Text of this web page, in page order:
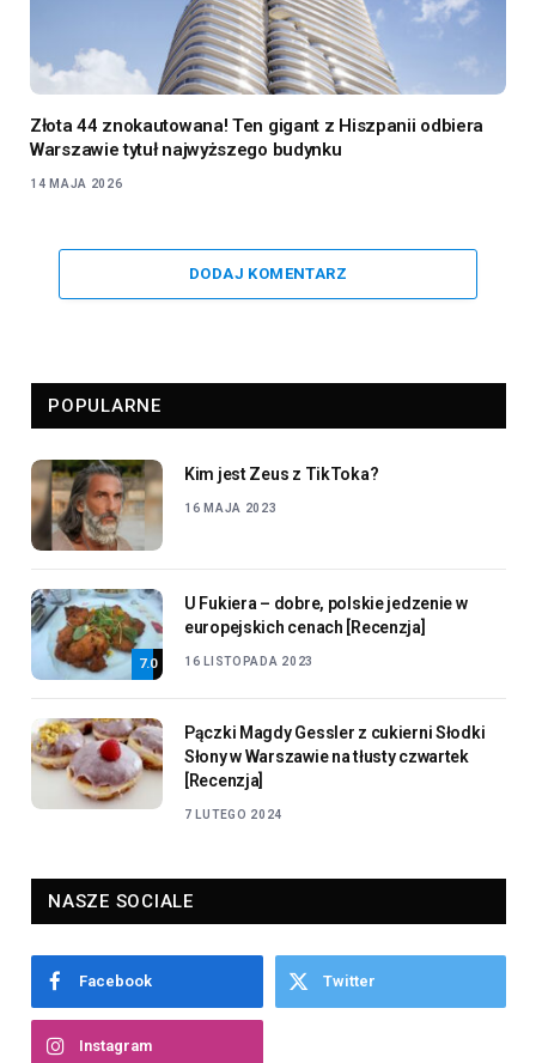
Złota 44 znokautowana! Ten gigant z Hiszpanii odbiera
Warszawie tytuł najwyższego budynku
14 MAJA 2026
DODAJ KOMENTARZ
POPULARNE
Kim jest Zeus z TikToka?
16 MAJA 2023
7.0
U Fukiera – dobre, polskie jedzenie w
europejskich cenach [Recenzja]
16 LISTOPADA 2023
Pączki Magdy Gessler z cukierni Słodki
Słony w Warszawie na tłusty czwartek
[Recenzja]
7 LUTEGO 2024
NASZE SOCIALE
Facebook Twitter
Instagram